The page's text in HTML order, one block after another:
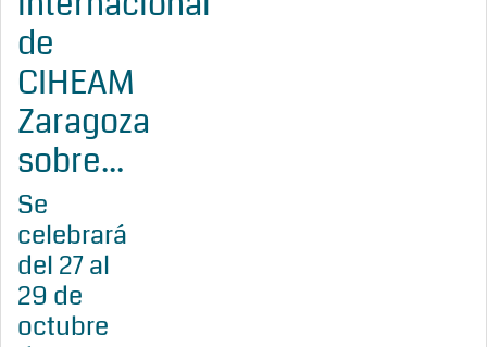
de
CIHEAM
Zaragoza
sobre...
Se
celebrará
del 27 al
29 de
octubre